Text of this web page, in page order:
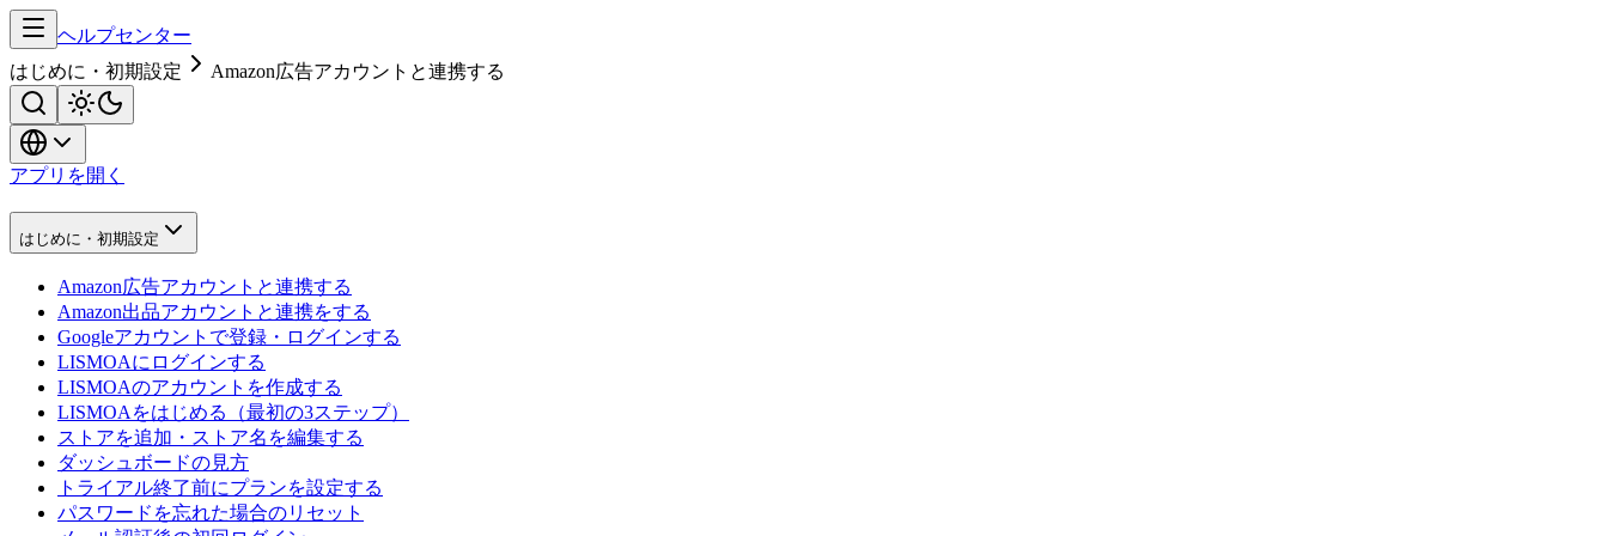
ヘルプセンター
はじめに・初期設定
Amazon広告アカウントと連携する
アプリを開く
はじめに・初期設定
Amazon広告アカウントと連携する
Amazon出品アカウントと連携をする
Googleアカウントで登録・ログインする
LISMOAにログインする
LISMOAのアカウントを作成する
LISMOAをはじめる（最初の3ステップ）
ストアを追加・ストア名を編集する
ダッシュボードの見方
トライアル終了前にプランを設定する
パスワードを忘れた場合のリセット